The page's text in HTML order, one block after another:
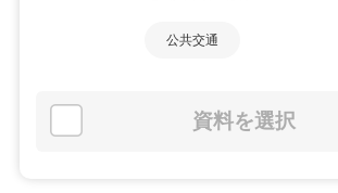
公共交通
資料を選択